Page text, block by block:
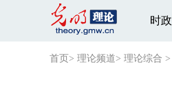
时政
首页 > 理论频道> 理论综合 >